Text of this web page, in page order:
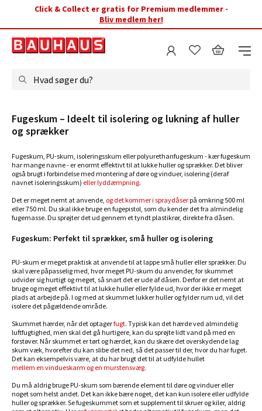
Click & Collect er gratis for Premium medlemmer -
Bliv medlem her!
Hvad søger du?
Fugeskum – Ideelt til isolering og lukning af huller
og sprækker
Fugeskum, PU-skum, isoleringsskum eller polyurethanfugeskum - kær fugeskum
har mange navne - er enormt effektivt til at lukke huller og sprækker. Det bliver
også brugt i forbindelse med montering af døre og vinduer, isolering (deraf
navnet isoleringsskum) eller lyddæmpning.
Det er meget nemt at anvende, og det kommer i spraydåser på omkring 500 ml
eller 750 ml. Du skal ikke bruge en fugepistol, som du kender det fra almindelig
fugemasse. Du sprøjter det ud gennem et tyndt plastikrør, direkte fra dåsen.
Fugeskum: Perfekt til sprækker, små huller og isolering
PU-skum er meget praktisk at anvende til at lappe små huller eller sprækker. Du
skal være påpasselig med, hvor meget PU-skum du anvender, for skummet
udvider sig hurtigt og meget, så snart det er ude af dåsen. Derfor er det nemt at
bruge og meget effektivt til at lukke huller eller fylde ud, hvor der ikke er meget
plads at arbejde på. I og med at skummet lukker huller og fylder rum ud, vil det
isolere det pågældende område.
Skummet hærder, når det optagerfugt. Typisk kan det hærde ved almindelig
luftfugtighed, men skal det gå hurtigere, kan du sprøjte lidt vand på med en
forstøver. Når skummet er tørt og hærdet, kan du skære det overskydende lag
skum væk, hvorefter du kan slibe det ned, så det passer til der, hvor du har fuget.
Det kan eksempelvis være, at du har brugt det til at udfylde hullet
mellem en vindueskarm og en murstensvæg.
Du må aldrig bruge PU-skum som bærende element til døre og vinduer eller
noget som helst andet. Det kan ikke bære noget, det kan kun isolere eller udfylde
huller og sprækker. Se fugeskummet som et supplement til skruer og kiler, aldrig